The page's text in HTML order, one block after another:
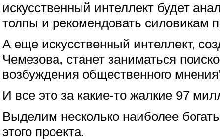
искусственный интеллект будет
толпы и рекомендовать силовикам
А еще искусственный интеллект,
Чемезова, станет заниматься
возбуждения общественного
И все это за какие-то жалкие 97
Выделим несколько наиболее
этого проекта.